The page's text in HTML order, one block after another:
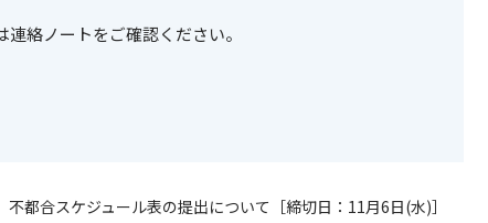
絡ノートをご確認ください。
不都合スケジュール表の提出について［締切日：11月6日(水)］